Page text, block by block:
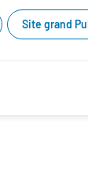
Site grand